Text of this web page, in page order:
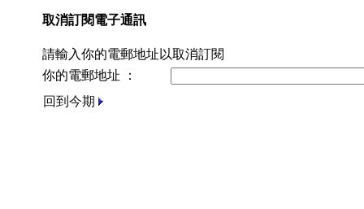
取消訂閱電子通訊
請輸入你的電郵地址以取消訂閱
你的電郵地址 ：
回到今期